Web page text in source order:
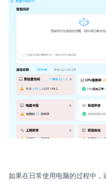
如果在日常使用电脑的过程中，